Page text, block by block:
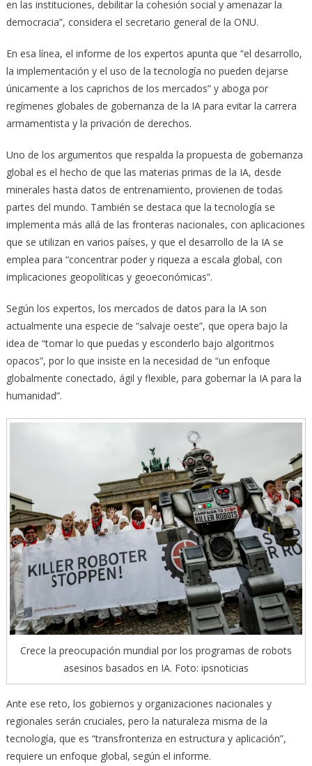
en las instituciones, debilitar la cohesión social y amenazar la
democracia”, considera el secretario general de la ONU.
En esa línea, el informe de los expertos apunta que “el desarrollo,
la implementación y el uso de la tecnología no pueden dejarse
únicamente a los caprichos de los mercados” y aboga por
regímenes globales de gobernanza de la IA para evitar la carrera
armamentista y la privación de derechos.
Uno de los argumentos que respalda la propuesta de gobernanza
global es el hecho de que las materias primas de la IA, desde
minerales hasta datos de entrenamiento, provienen de todas
partes del mundo. También se destaca que la tecnología se
implementa más allá de las fronteras nacionales, con aplicaciones
que se utilizan en varios países, y que el desarrollo de la IA se
emplea para “concentrar poder y riqueza a escala global, con
implicaciones geopolíticas y geoeconómicas”.
Según los expertos, los mercados de datos para la IA son
actualmente una especie de “salvaje oeste”, que opera bajo la
idea de “tomar lo que puedas y esconderlo bajo algoritmos
opacos”, por lo que insiste en la necesidad de “un enfoque
globalmente conectado, ágil y flexible, para gobernar la IA para la
humanidad”.
Crece la preocupación mundial por los programas de robots
asesinos basados en IA. Foto: ipsnoticias
Ante ese reto, los gobiernos y organizaciones nacionales y
regionales serán cruciales, pero la naturaleza misma de la
tecnología, que es “transfronteriza en estructura y aplicación”,
requiere un enfoque global, según el informe.